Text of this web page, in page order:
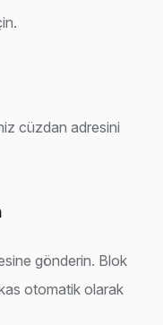
cüzdan adresini
gönderin. Blok
otomatik olarak